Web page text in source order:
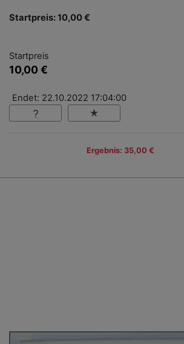
Startpreis: 10,00 €
Startpreis
10,00 €
Endet: 22.10.2022 17:04:00
Ergebnis: 35,00 €